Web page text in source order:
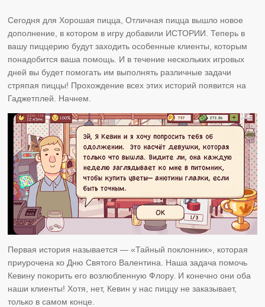
Сегодня для Хорошая пицца, Отличная пицца вышло новое
дополнение, в котором в игру добавили ИСТОРИИ. Теперь в
вашу пиццерию будут заходить особенные клиенты, которым
понадобится ваша помощь. И в течение нескольких игровых
дней вы будет помогать им выполнять различные задачи
стряпая пиццы! Прохождение всех этих историй появится на
Гаджетплей. Начнем.
Первая история называется — «Тайный поклонник», которая
приурочена ко Дню Святого Валентина. Наша задача помочь
Кевину покорить его возлюбленную Флору. И конечно они оба
наши клиенты! Хотя, нет, Кевин у нас пиццу не заказывает,
только в самом конце.